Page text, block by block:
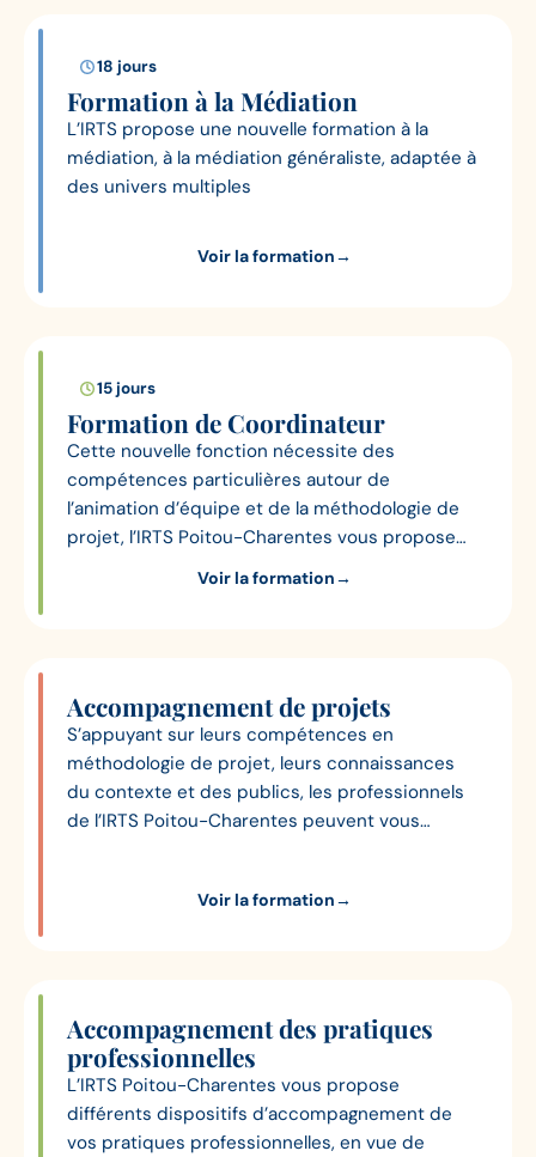
18 jours
Formation à la Médiation
L’IRTS propose une nouvelle formation à la
médiation, à la médiation généraliste, adaptée à
des univers multiples
Voir la formation→
15 jours
Formation de Coordinateur
Cette nouvelle fonction nécessite des
compétences particulières autour de
l’animation d’équipe et de la méthodologie de
projet, l’IRTS Poitou-Charentes vous propose
donc une formation dédiée, déclinée en 5
Voir la formation→
Accompagnement de projets
S’appuyant sur leurs compétences en
méthodologie de projet, leurs connaissances
du contexte et des publics, les professionnels
de l’IRTS Poitou-Charentes peuvent vous
Voir la formation→
Accompagnement des pratiques
professionnelles
L’IRTS Poitou-Charentes vous propose
différents dispositifs d’accompagnement de
vos pratiques professionnelles, en vue de